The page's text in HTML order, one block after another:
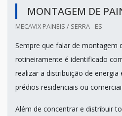
MONTAGEM DE
MECAVIX PAINEIS / SERRA - ES
Sempre que falar de montagem
rotineiramente é identificado
realizar a distribuição de
prédios residenciais ou
Além de concentrar e distribuir